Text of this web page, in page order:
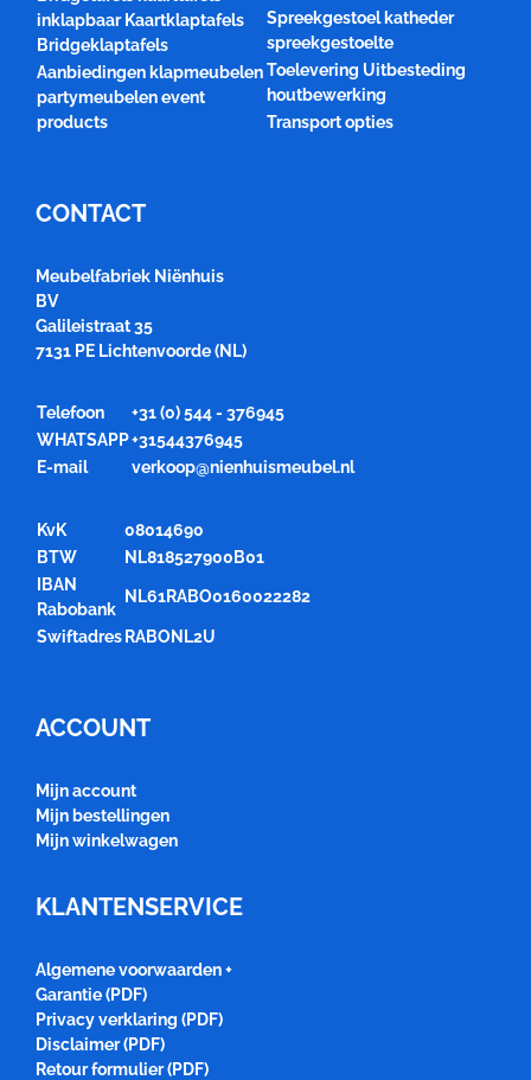
inklapbaar Kaartklaptafels
Bridgeklaptafels
Aanbiedingen klapmeubelen
partymeubelen event
products
Spreekgestoel katheder
spreekgestoelte
Toelevering Uitbesteding
houtbewerking
Transport opties
CONTACT
Meubelfabriek Niënhuis
BV
Galileistraat 35
7131 PE Lichtenvoorde (NL)
Telefoon
+31 (0) 544 - 376945
WHATSAPP+31544376945
E-mail
verkoop@nienhuismeubel.nl
KvK
08014690
BTW
NL818527900B01
IBAN
Rabobank
NL61RABO0160022282
Swiftadres RABONL2U
ACCOUNT
Mijn account
Mijn bestellingen
Mijn winkelwagen
KLANTENSERVICE
Algemene voorwaarden +
Garantie (PDF)
Privacy verklaring (PDF)
Disclaimer (PDF)
Retour formulier (PDF)